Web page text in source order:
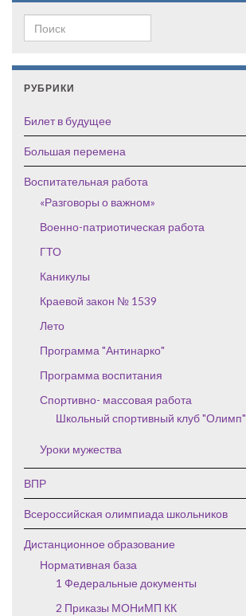
Search for:
РУБРИКИ
Билет в будущее
Большая перемена
Воспитательная работа
«Разговоры о важном»
Военно-патриотическая работа
ГТО
Каникулы
Краевой закон № 1539
Лето
Программа "Антинарко"
Программа воспитания
Спортивно- массовая работа
Школьный спортивный клуб "Олимп"
Уроки мужества
ВПР
Всероссийская олимпиада школьников
Дистанционное образование
Нормативная база
1 Федеральные документы
2 Приказы МОНиМП КК